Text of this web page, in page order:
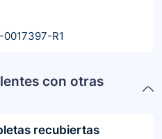
0017397-R1
con otras
recubiertas